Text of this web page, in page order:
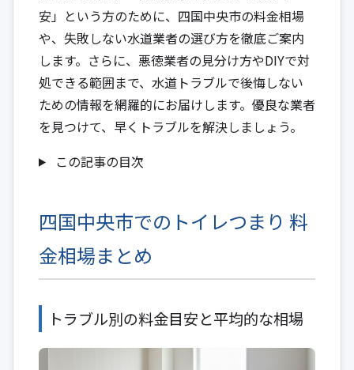
安」という方のために、四国中央市の料金相場
や、失敗しない水道業者の選び方を徹底ご案内
します。さらに、悪徳業者の見分け方やDIYで対
処できる範囲まで、水道トラブルで後悔しない
ための情報を網羅的にお届けします。優良な業者
を見つけて、早くトラブルを解決しましょう。
この記事の目次
四国中央市でのトイレつまり 料
金相場まとめ
トラブル別の料金目安と平均的な相場